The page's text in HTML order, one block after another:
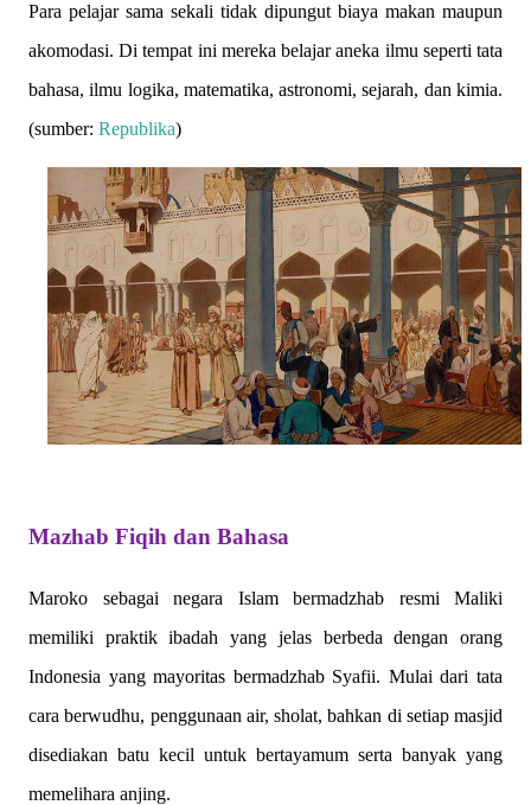
Para pelajar sama sekali tidak dipungut biaya makan maupun
akomodasi. Di tempat ini mereka belajar aneka ilmu seperti tata
bahasa, ilmu logika, matematika, astronomi, sejarah, dan kimia.
(sumber: Republika)
Mazhab Fiqih dan Bahasa
Maroko sebagai negara Islam bermadzhab resmi Maliki
memiliki praktik ibadah yang jelas berbeda dengan orang
Indonesia yang mayoritas bermadzhab Syafii. Mulai dari tata
cara berwudhu, penggunaan air, sholat, bahkan di setiap masjid
disediakan batu kecil untuk bertayamum serta banyak yang
memelihara anjing.